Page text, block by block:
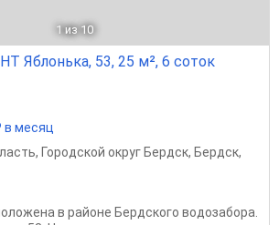
1 из 10
Яблонька, 53, 25 м², 6 соток
в месяц
, Городской округ Бердск, Бердск,
в районе Бердского водозабора.